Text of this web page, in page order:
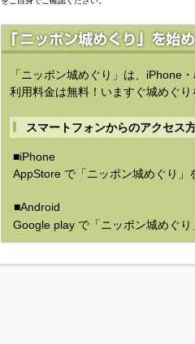
「ニッポン城めぐり」は、iPhone
利用料金は無料！いますぐ城めぐり
スマートフォンからのアクセス
■iPhone
AppStore で「ニッポン城めぐり」
■Android
Google play で「ニッポン城めぐり